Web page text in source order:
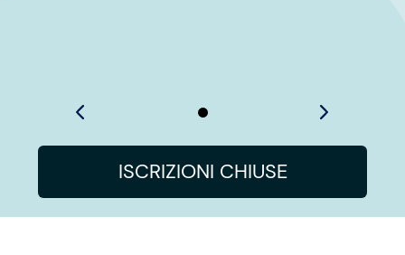
ISCRIZIONI CHIUSE